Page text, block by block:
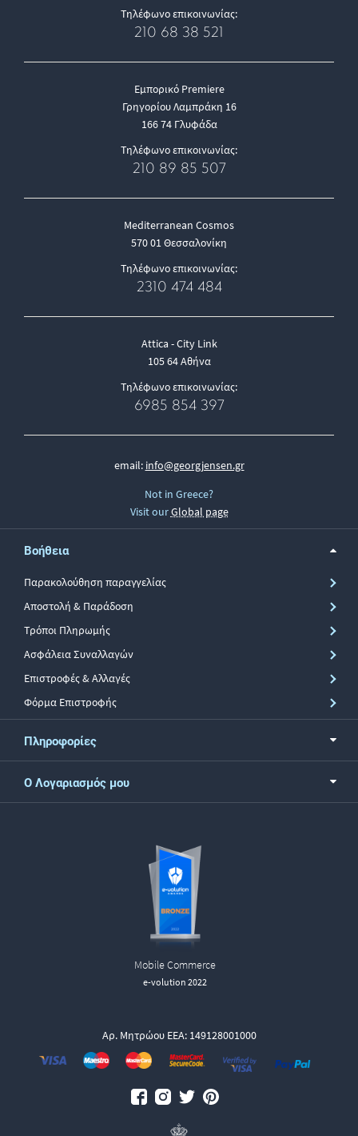
Τηλέφωνο επικοινωνίας:
210 68 38 521
Εμπορικό Premiere
Γρηγορίου Λαμπράκη 16
166 74 Γλυφάδα
Τηλέφωνο επικοινωνίας:
210 89 85 507
Mediterranean Cosmos
570 01 Θεσσαλονίκη
Τηλέφωνο επικοινωνίας:
2310 474 484
Attica - City Link
105 64 Αθήνα
Τηλέφωνο επικοινωνίας:
6985 854 397
email: info@georgjensen.gr
Not in Greece?
Visit ourGlobal page
Βοήθεια
Παρακολούθηση παραγγελίας
Αποστολή & Παράδοση
Τρόποι Πληρωμής
Ασφάλεια Συναλλαγών
Επιστροφές & Αλλαγές
Φόρμα Επιστροφής
Πληροφορίες
Ο Λογαριασμός μου
Mobile Commerce
e-volution 2022
Αρ. Μητρώου ΕΕΑ: 149128001000